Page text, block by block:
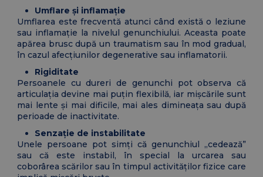
Umflare și inflamație
Umflarea este frecventă atunci când există o leziune
sau inflamație la nivelul genunchiului. Aceasta poate
apărea brusc după un traumatism sau în mod gradual,
în cazul afecțiunilor degenerative sau inflamatorii.
Rigiditate
Persoanele cu dureri de genunchi pot observa că
articulația devine mai puțin flexibilă, iar mișcările sunt
mai lente și mai dificile, mai ales dimineața sau după
perioade de inactivitate.
Senzație de instabilitate
Unele persoane pot simți că genunchiul „cedează”
sau că este instabil, în special la urcarea sau
coborârea scărilor sau în timpul activităților fizice care